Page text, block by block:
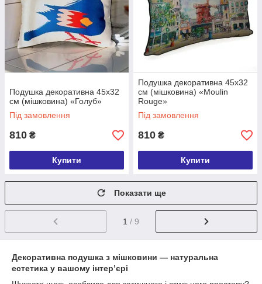
Подушка декоративна 45х32
см (мішковина) «Голуб»
Під замовлення
810 ₴
Купити
Подушка декоративна 45х32
см (мішковина) «Moulin
Rouge»
Під замовлення
810 ₴
Купити
Показати ще
1 / 9
Декоративна подушка з мішковини — натуральна
естетика у вашому інтер’єрі